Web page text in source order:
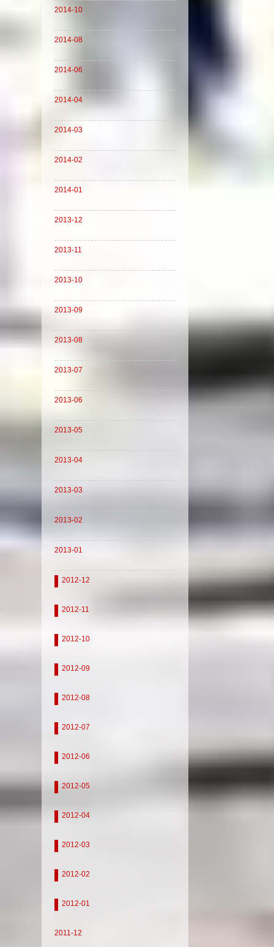
2014-10
2014-08
2014-06
2014-04
2014-03
2014-02
2014-01
2013-12
2013-11
2013-10
2013-09
2013-08
2013-07
2013-06
2013-05
2013-04
2013-03
2013-02
2013-01
2012-12
2012-11
2012-10
2012-09
2012-08
2012-07
2012-06
2012-05
2012-04
2012-03
2012-02
2012-01
2011-12